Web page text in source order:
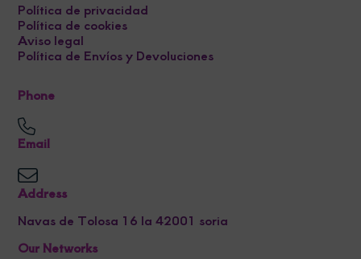
Política de privacidad
Política de cookies
Aviso legal
Política de Envíos y Devoluciones
Phone
Email
Address
Navas de Tolosa 16 la 42001 soria
Our Networks